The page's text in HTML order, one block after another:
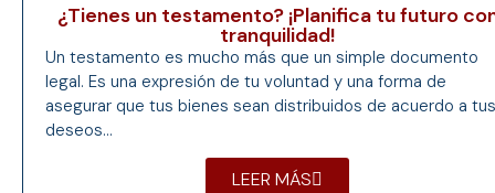
¿Tienes un testamento? ¡Planifica tu futuro
tranquilidad!
Un testamento es mucho más que un simple documento
legal. Es una expresión de tu voluntad y una forma de
asegurar que tus bienes sean distribuidos de acuerdo a tus
deseos...
LEER MÁS